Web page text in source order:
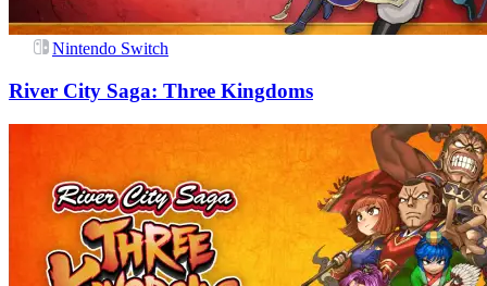
Nintendo Switch
River City Saga: Three Kingdoms